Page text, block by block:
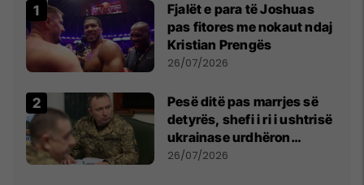
Fjalët e para të Joshuas
pas fitores me nokaut ndaj
Kristian Prengës
26/07/2026
Pesë ditë pas marrjes së
detyrës, shefi i ri i ushtrisë
ukrainase urdhëron
kontroll të madh
26/07/2026